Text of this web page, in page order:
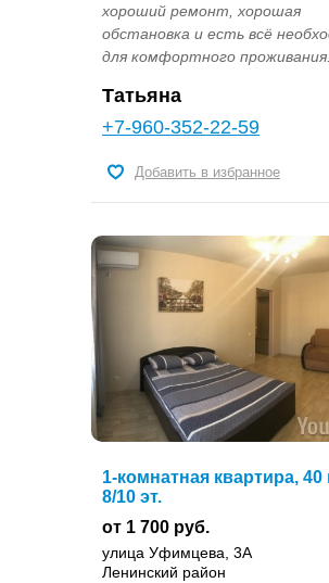
хороший ремонт, хорошая
обстановка и есть всё
для комфортного
Татьяна
+7-960-352-22-59
Добавить в избранное
1-комнатная квартира, 40
8/10 эт.
от 1 700 руб.
улица Уфимцева, 3А
Ленинский район